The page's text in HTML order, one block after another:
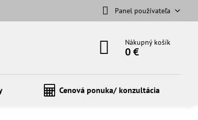
Panel používateľa
Nákupný košík
0 €
Cenová ponuka/ konzultácia